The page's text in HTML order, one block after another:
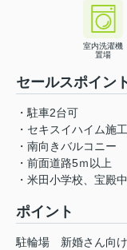
室内洗濯機
置場
セールスポイン
・駐車2台可
・セキスイハイム施工
・南向きバルコニー
・前面道路5ｍ以上
・米田小学校、宝殿
ポイント
駐輪場 新婚さん向け